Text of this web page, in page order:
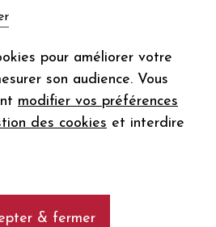
pour améliorer votre
son audience. Vous
modifier vos préférences
des cookies et interdire
& fermer
en bon d'achat
de recevoir la newsletter de la